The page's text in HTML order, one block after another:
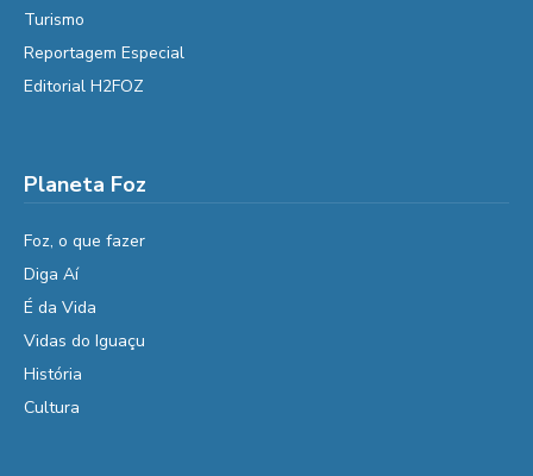
Turismo
Reportagem Especial
Editorial H2FOZ
Planeta Foz
Foz, o que fazer
Diga Aí
É da Vida
Vidas do Iguaçu
História
Cultura